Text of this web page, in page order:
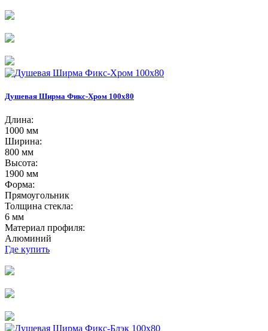
Душевая Ширма Фикс-Хром 100х80
Длина:
1000 мм
Ширина:
800 мм
Высота:
1900 мм
Форма:
Прямоугольник
Толщина стекла:
6 мм
Материал профиля:
Алюминий
Где купить